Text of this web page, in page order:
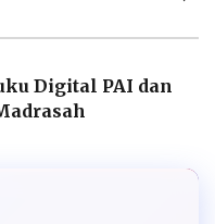
Digital PAI dan